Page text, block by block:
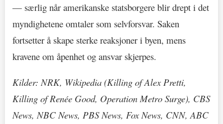
— særlig når amerikanske statsborgere blir drept i det
myndighetene omtaler som selvforsvar. Saken
fortsetter å skape sterke reaksjoner i byen, mens
kravene om åpenhet og ansvar skjerpes.
Kilder: NRK, Wikipedia (Killing of Alex Pretti,
Killing of Renée Good, Operation Metro Surge), CBS
News, NBC News, PBS News, Fox News, CNN, ABC